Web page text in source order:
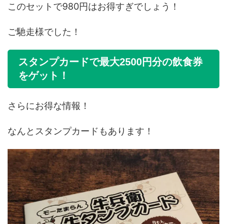
このセットで980円はお得すぎでしょう！
ご馳走様でした！
スタンプカードで最大2500円分の飲食券
をゲット！
さらにお得な情報！
なんとスタンプカードもあります！